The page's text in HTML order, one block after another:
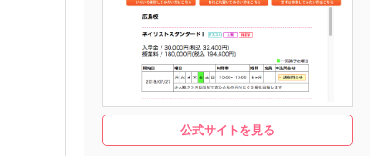
公式サイトを見る